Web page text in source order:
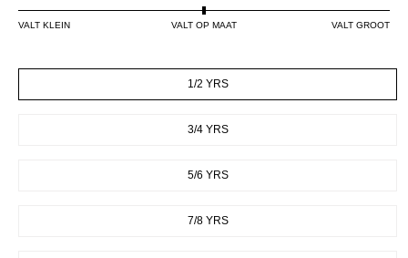
VALT KLEIN VALT OP MAAT VALT GROOT
SIZE
1/2 YRS
3/4 YRS
5/6 YRS
7/8 YRS